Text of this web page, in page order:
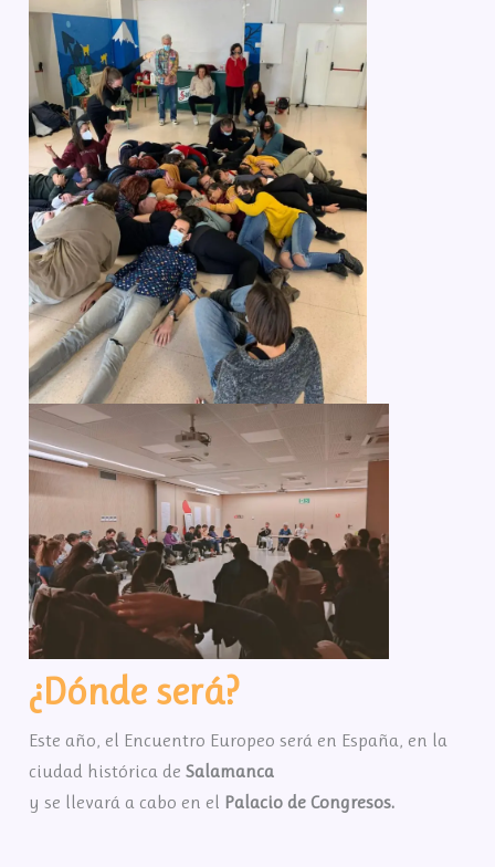
¿Dónde será?
Este año, el Encuentro Europeo será en España, en la
ciudad histórica de Salamanca
y se llevará a cabo en el Palacio de Congresos.